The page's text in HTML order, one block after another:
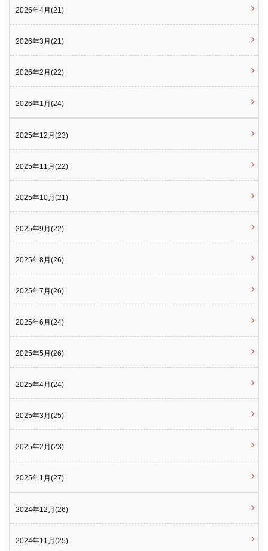
2026年4月(21)
2026年3月(21)
2026年2月(22)
2026年1月(24)
2025年12月(23)
2025年11月(22)
2025年10月(21)
2025年9月(22)
2025年8月(26)
2025年7月(26)
2025年6月(24)
2025年5月(26)
2025年4月(24)
2025年3月(25)
2025年2月(23)
2025年1月(27)
2024年12月(26)
2024年11月(25)